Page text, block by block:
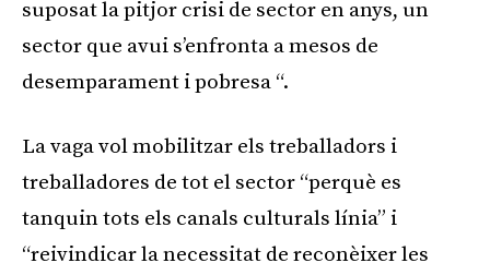
suposat la pitjor crisi de sector en anys, un
sector que avui s’enfronta a mesos de
desemparament i pobresa “.
La vaga vol mobilitzar els treballadors i
treballadores de tot el sector “perquè es
tanquin tots els canals culturals línia” i
“reivindicar la necessitat de reconèixer les